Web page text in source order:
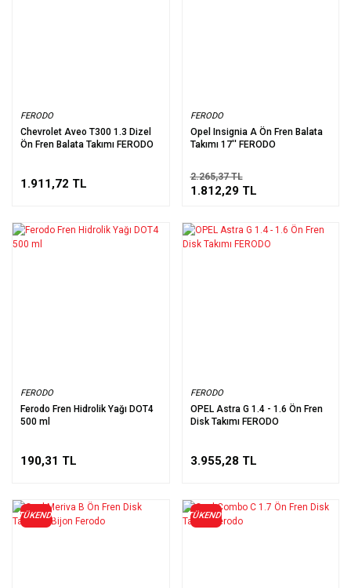
FERODO
Chevrolet Aveo T300 1.3 Dizel
Ön Fren Balata Takımı FERODO
1.911,72 TL
FERODO
Opel Insignia A Ön Fren Balata
Takımı 17'' FERODO
2.265,37 TL
1.812,29 TL
FERODO
Ferodo Fren Hidrolik Yağı DOT4
500 ml
190,31 TL
FERODO
OPEL Astra G 1.4 - 1.6 Ön Fren
Disk Takımı FERODO
3.955,28 TL
TÜKENDİ TÜKENDİ